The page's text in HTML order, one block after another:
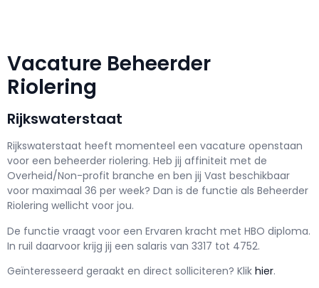
Vacature Beheerder
Riolering
Rijkswaterstaat
Rijkswaterstaat heeft momenteel een vacature openstaan
voor een beheerder riolering. Heb jij affiniteit met de
Overheid/Non-profit branche en ben jij Vast beschikbaar
voor maximaal 36 per week? Dan is de functie als Beheerder
Riolering wellicht voor jou.
De functie vraagt voor een Ervaren kracht met HBO diploma.
In ruil daarvoor krijg jij een salaris van 3317 tot 4752.
Geïnteresseerd geraakt en direct solliciteren? Klik hier.